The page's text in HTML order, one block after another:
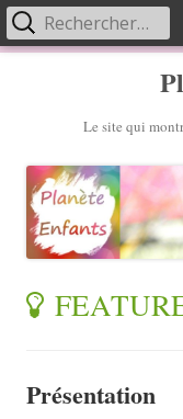
Le site qui
Primary
BLOG
Présentation